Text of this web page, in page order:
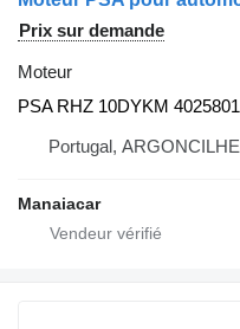
Prix sur demande
Moteur
PSA RHZ 10DYKM 4025801
Portugal, ARGONCILHE
Manaiacar